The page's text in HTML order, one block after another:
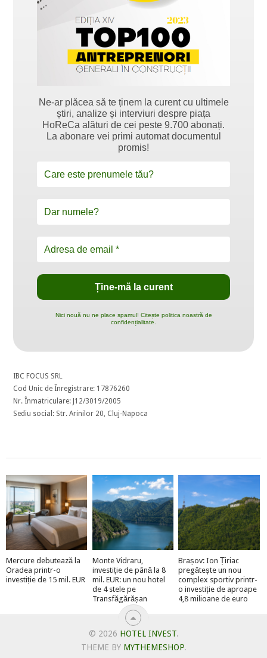
Ne-ar plăcea să te ținem la curent cu ultimele
știri, analize și interviuri despre piața
HoReCa alături de cei peste 9.700 abonați.
La abonare vei primi automat documentul
promis!
Nici nouă nu ne place spamul! Citește politica noastră de
confidențialitate.
IBC FOCUS SRL
Cod Unic de Înregistrare: 17876260
Nr. Înmatriculare: J12/3019/2005
Sediu social: Str. Arinilor 20, Cluj-Napoca
Mercure debutează la
Oradea printr-o
investiție de 15 mil. EUR
Monte Vidraru,
investiție de până la 8
mil. EUR: un nou hotel
de 4 stele pe
Transfăgărășan
Brașov: Ion Țiriac
pregătește un nou
complex sportiv printr-
o investiție de aproape
4,8 milioane de euro
© 2026 HOTEL INVEST.
THEME BY MYTHEMESHOP.